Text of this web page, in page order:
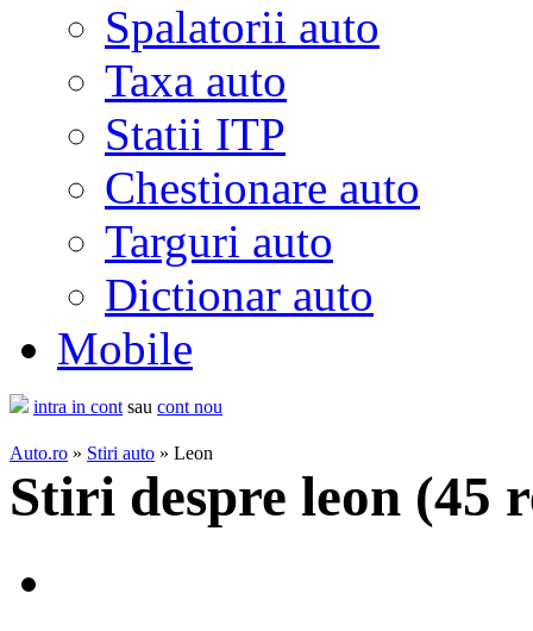
Spalatorii auto
Taxa auto
Statii ITP
Chestionare auto
Targuri auto
Dictionar auto
Mobile
intra in cont sau cont nou
Auto.ro » Stiri auto » Leon
Stiri despre leon (45